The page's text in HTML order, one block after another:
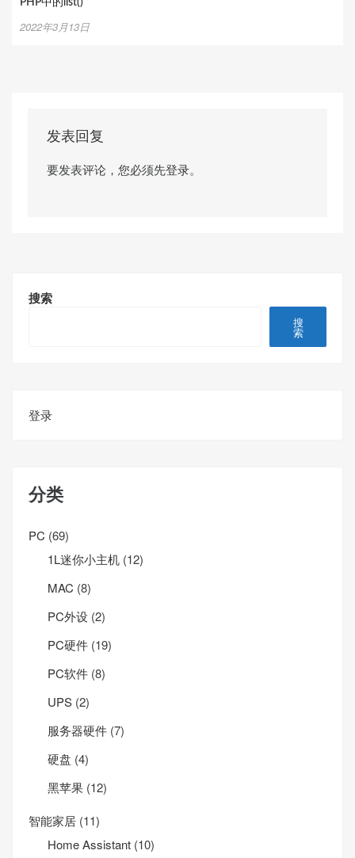
2022年3月13日
发表回复
要发表评论，您必须先登录。
搜索
搜
索
登录
分类
PC (69)
1L迷你小主机 (12)
MAC (8)
PC外设 (2)
PC硬件 (19)
PC软件 (8)
UPS (2)
服务器硬件 (7)
硬盘 (4)
黑苹果 (12)
智能家居 (11)
Home Assistant (10)